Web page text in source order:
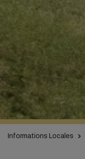
Informations Locales